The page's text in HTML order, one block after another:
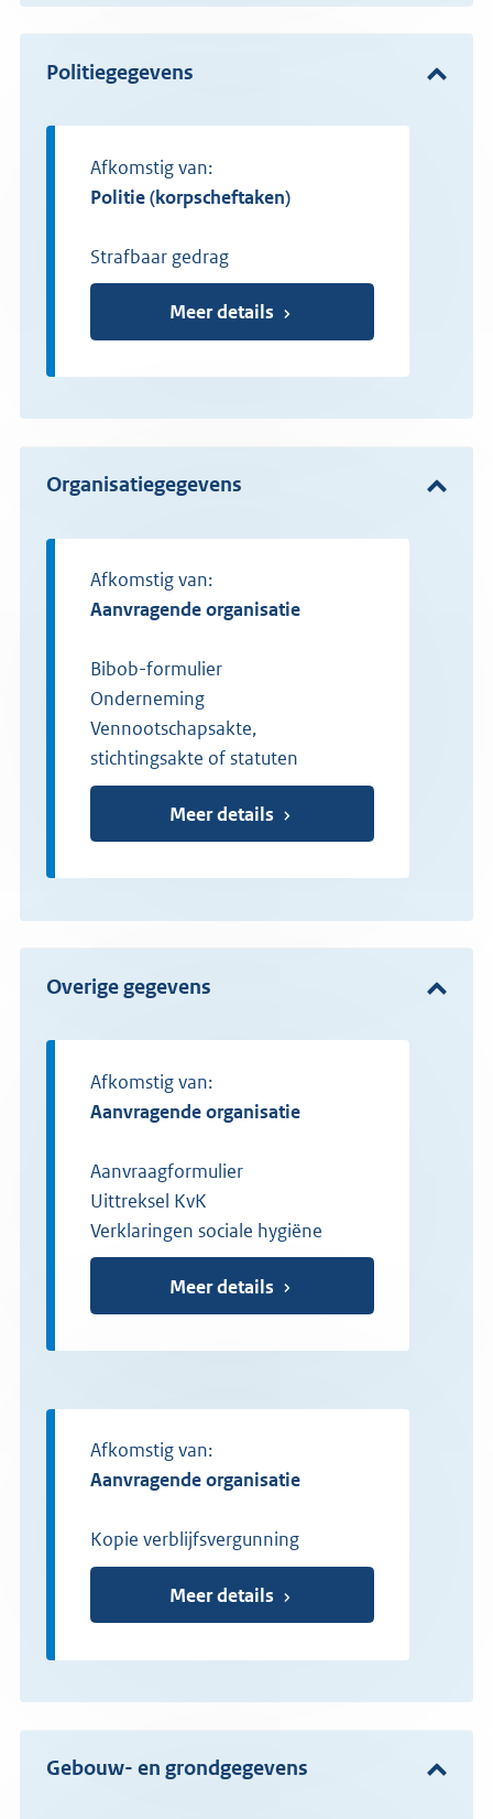
Politiegegevens
Afkomstig van:
politie (korpscheftaken)
Strafbaar gedrag
Meer details
Organisatiegegevens
Afkomstig van:
Aanvragende organisatie
Bibob-formulier
Onderneming
Vennootschapsakte,
stichtingsakte of statuten
Meer details
Overige gegevens
Afkomstig van:
Aanvragende organisatie
Aanvraagformulier
Uittreksel KvK
Verklaringen sociale hygiëne
Meer details
Afkomstig van:
Aanvragende organisatie
Kopie verblijfsvergunning
Meer details
Gebouw- en grondgegevens